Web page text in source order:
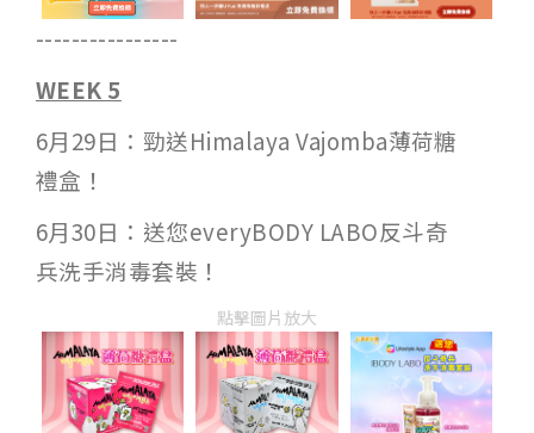
----------------
WEEK 5
6月29日：勁送Himalaya Vajomba薄荷糖
禮盒！
6月30日：送您everyBODY LABO反斗奇
兵洗手消毒套裝！
點擊圖片放大